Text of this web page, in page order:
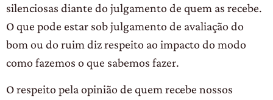
silenciosas diante do julgamento de quem as recebe.
O que pode estar sob julgamento de avaliação do
bom ou do ruim diz respeito ao impacto do modo
como fazemos o que sabemos fazer.
O respeito pela opinião de quem recebe nossos